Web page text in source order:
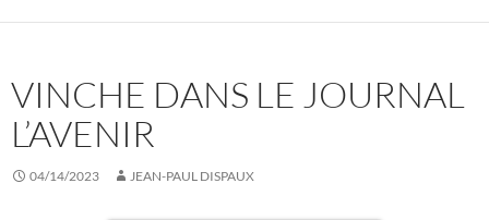
VINCHE DANS LE JOURNAL
L’AVENIR
04/14/2023 JEAN-PAUL DISPAUX